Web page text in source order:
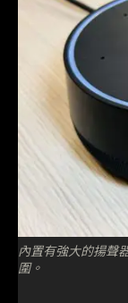
內置有強大的揚聲
圍。